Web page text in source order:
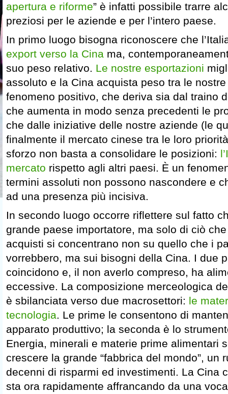
apertura e riforme” è infatti possibile trarre
preziosi per le aziende e per l’intero paese.
In primo luogo bisogna riconoscere che
export verso la Cina ma,
suo peso relativo. Le nostre esportazioni
assoluto e la Cina acquista peso tra le
fenomeno positivo, che deriva sia dal traino
che aumenta in modo senza precedenti le
che dalle iniziative delle nostre aziende (le
finalmente il mercato cinese tra le loro
sforzo non basta a consolidare le posizioni:
mercato rispetto agli altri paesi. È un
termini assoluti non possono nascondere e
ad una presenza più incisiva.
In secondo luogo occorre riflettere sul fatto
grande paese importatore, ma solo di ciò
acquisti si concentrano non su quello che i
vorrebbero, ma sui bisogni della Cina. I due
coincidono e, il non averlo compreso, ha
eccessive. La composizione merceologica
è sbilanciata verso due macrosettori: le
tecnologia. Le prime le consentono di
apparato produttivo; la seconda è lo
Energia, minerali e materie prime alimentari
crescere la grande “fabbrica del mondo”, un
decenni di risparmi ed investimenti. La Cina
sta ora rapidamente affrancando da una